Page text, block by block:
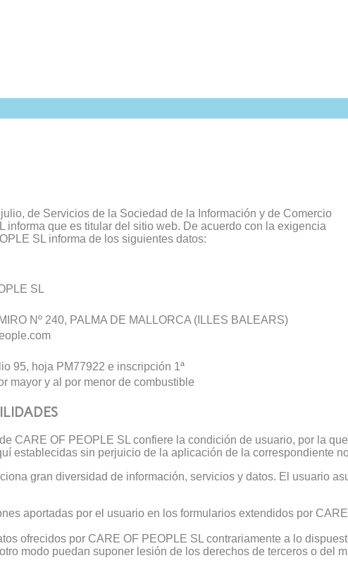
de Servicios de la Sociedad de la Información y de Comercio
informa que es titular del sitio web. De acuerdo con la exigencia
SL informa de los siguientes datos:
SL
Nº 240, PALMA DE MALLORCA (ILLES BALEARS)
95, hoja PM77922 e inscripción 1ª
mayor y al por menor de combustible
CARE OF PEOPLE SL confiere la condición de usuario, por la
establecidas sin perjuicio de la aplicación de la correspondiente
gran diversidad de información, servicios y datos. El usuario
aportadas por el usuario en los formularios extendidos por
ofrecidos por CARE OF PEOPLE SL contrariamente a lo
modo puedan suponer lesión de los derechos de terceros o del